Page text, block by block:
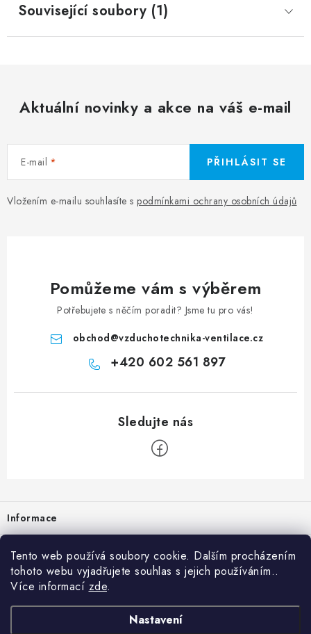
Tento web používá soubory cookie. Dalším procházením
tohoto webu vyjadřujete souhlas s jejich používáním..
Více informací zde.
Nastavení
Související soubory (1)
Aktuální novinky a akce na váš e-mail
E-mail
Vložením e-mailu souhlasíte s podmínkami ochrany osobních údajů
PŘIHLÁSIT SE
Pomůžeme vám s výběrem
Potřebujete s něčím poradit? Jsme tu pro vás!
obchod@vzduchotechnika-ventilace.cz
+420 602 561 897
Informace
Prodejna
Rady a tipy